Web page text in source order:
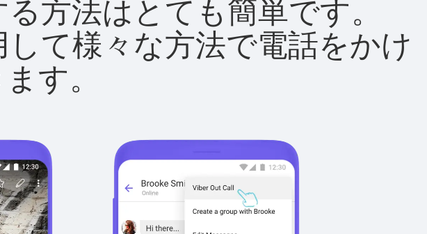
方法はとても簡単です。
て様々な方法で電話をかけ
す。